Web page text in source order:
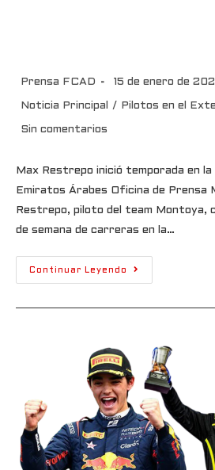
Prensa FCAD 15 de enero de
Noticia Principal / Pilotos en el
Sin comentarios
Max Restrepo inició temporada en la
Emiratos Árabes Oficina de Prensa
Restrepo, piloto del team Montoya,
de semana de carreras en la…
Continuar Leyendo